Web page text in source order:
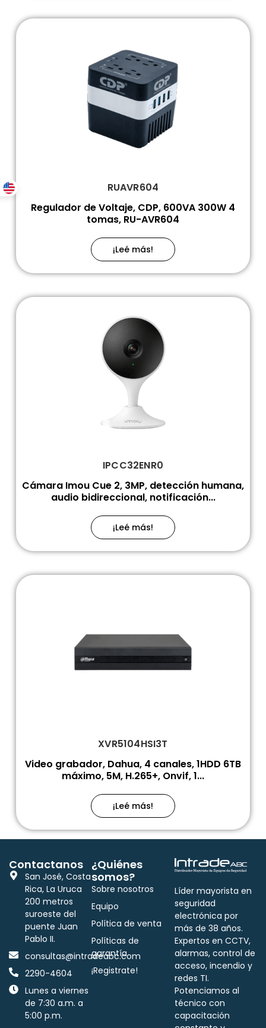
RUAVR604
Regulador de Voltaje, CDP, 600VA 300W 4
tomas, RU-AVR604
¡Leé más!
IPCC32ENR0
Cámara Imou Cue 2, 3MP, detección humana,
audio bidireccional, notificación...
¡Leé más!
XVR5104HSI3T
Video grabador, Dahua, 4 canales, 1HDD 6TB
máximo, 5M, H.265+, Onvif, 1...
¡Leé más!
Líder mayorista en
seguridad
electrónica por
más de 38 años.
Expertos en CCTV,
alarmas, control de
acceso, incendio y
redes TI.
Potenciamos al
técnico con
capacitación
¿Quiénes
somos?
Sobre nosotros
Equipo
Política de venta
Políticas de
garantía
¡Registrate!
Contactanos
San José, Costa
Rica, La Uruca
200 metros
suroeste del
puente Juan
Pablo II.
consultas@intradeabc.com
2290-4604
Lunes a viernes
de 7:30 a.m. a
5:00 p.m.